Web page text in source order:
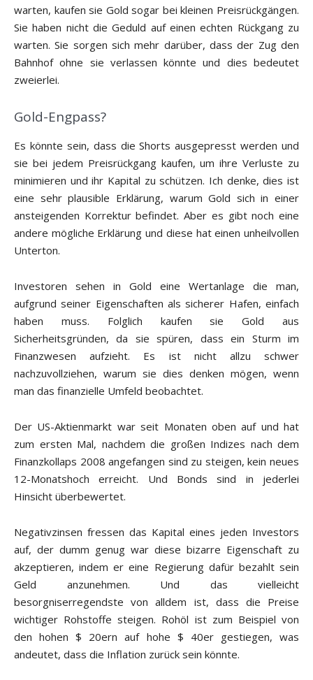
warten, kaufen sie Gold sogar bei kleinen Preisrückgängen.
Sie haben nicht die Geduld auf einen echten Rückgang zu
warten. Sie sorgen sich mehr darüber, dass der Zug den
Bahnhof ohne sie verlassen könnte und dies bedeutet
zweierlei.
Gold-Engpass?
Es könnte sein, dass die Shorts ausgepresst werden und
sie bei jedem Preisrückgang kaufen, um ihre Verluste zu
minimieren und ihr Kapital zu schützen. Ich denke, dies ist
eine sehr plausible Erklärung, warum Gold sich in einer
ansteigenden Korrektur befindet. Aber es gibt noch eine
andere mögliche Erklärung und diese hat einen unheilvollen
Unterton.
Investoren sehen in Gold eine Wertanlage die man,
aufgrund seiner Eigenschaften als sicherer Hafen, einfach
haben muss. Folglich kaufen sie Gold aus
Sicherheitsgründen, da sie spüren, dass ein Sturm im
Finanzwesen aufzieht. Es ist nicht allzu schwer
nachzuvollziehen, warum sie dies denken mögen, wenn
man das finanzielle Umfeld beobachtet.
Der US-Aktienmarkt war seit Monaten oben auf und hat
zum ersten Mal, nachdem die großen Indizes nach dem
Finanzkollaps 2008 angefangen sind zu steigen, kein neues
12-Monatshoch erreicht. Und Bonds sind in jederlei
Hinsicht überbewertet.
Negativzinsen fressen das Kapital eines jeden Investors
auf, der dumm genug war diese bizarre Eigenschaft zu
akzeptieren, indem er eine Regierung dafür bezahlt sein
Geld anzunehmen. Und das vielleicht
besorgniserregendste von alldem ist, dass die Preise
wichtiger Rohstoffe steigen. Rohöl ist zum Beispiel von
den hohen $ 20ern auf hohe $ 40er gestiegen, was
andeutet, dass die Inflation zurück sein könnte.